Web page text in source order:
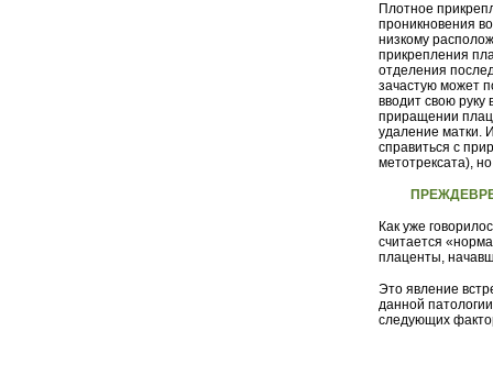
Плотное
проникновения
низкому
прикрепления
отделения
зачастую может
вводит свою руку
приращении
удаление матки.
справиться с
метотрексата),
Как уже
считается
плаценты,
Это явление
данной
следующих